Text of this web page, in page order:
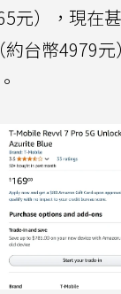
元），現在
台幣4979